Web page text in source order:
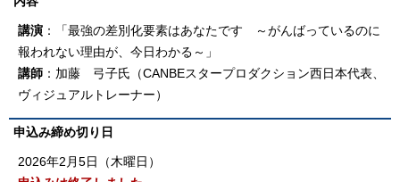
講演 ：「最強の差別化要素はあなたです
～がんばっているのに
報われない理由が、今日わかる～」
講師 ：加藤 弓子氏（CANBEスタープロダクション西日本代表、
ヴィジュアルトレーナー）
申込み締め切り日
2026年2月5日（木曜日）